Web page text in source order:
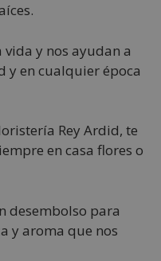
y nos ayudan a
y en cualquier época
Rey Ardid, te
en casa flores o
desembolso para
y aroma que nos